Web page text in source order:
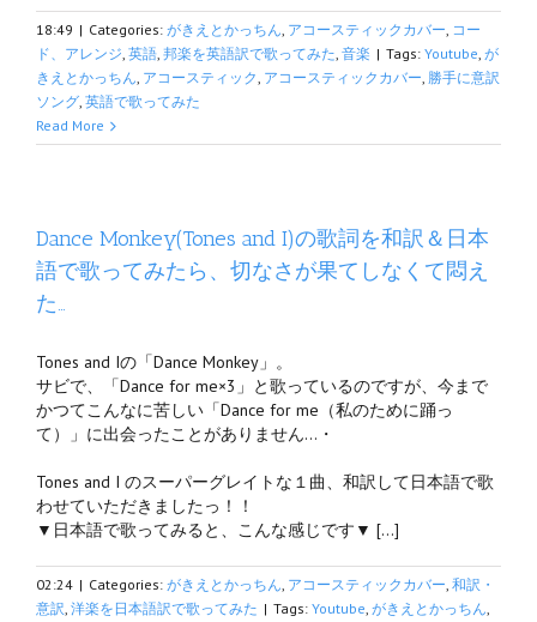
18:49 | Categories: がきえとかっちん, アコースティックカバー, コー
ド、アレンジ, 英語, 邦楽を英語訳で歌ってみた, 音楽 | Tags: Youtube, が
きえとかっちん, アコースティック, アコースティックカバー, 勝手に意訳
ソング, 英語で歌ってみた
Read More
Dance Monkey(Tones and I)の歌詞を和訳＆日本
語で歌ってみたら、切なさが果てしなくて悶え
た…
Tones and Iの「Dance Monkey」。
サビで、「Dance for me×3」と歌っているのですが、今まで
かつてこんなに苦しい「Dance for me（私のために踊っ
て）」に出会ったことがありません…・
Tones and I のスーパーグレイトな１曲、和訳して日本語で歌
わせていただきましたっ！！
▼日本語で歌ってみると、こんな感じです▼ […]
02:24 | Categories: がきえとかっちん, アコースティックカバー, 和訳・
意訳, 洋楽を日本語訳で歌ってみた | Tags: Youtube, がきえとかっちん,